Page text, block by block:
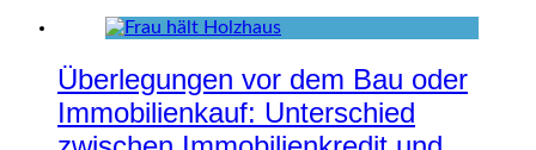
Überlegungen vor dem Bau oder
Immobilienkauf: Unterschied